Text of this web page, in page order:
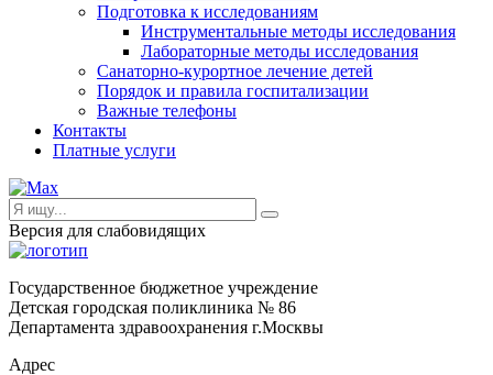
Подготовка к исследованиям
Инструментальные методы исследования
Лабораторные методы исследования
Санаторно-курортное лечение детей
Порядок и правила госпитализации
Важные телефоны
Контакты
Платные услуги
Версия для слабовидящих
Государственное бюджетное учреждение
Детская городская поликлиника № 86
Департамента здравоохранения г.Москвы
Адрес